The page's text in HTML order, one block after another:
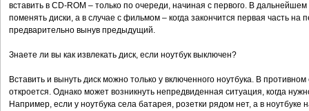
вставить в CD-ROM – только по очереди, начиная с первого. В
поменять диски, а в случае с фильмом – когда закончится первая часть на
предварительно вынув предыдущий.
Знаете ли вы как извлекать диск, если ноутбук выключен?
Вставить и вынуть диск можно только у включенного ноутбука. В
откроется. Однако может возникнуть непредвиденная ситуация, когда
Например, если у ноутбука села батарея, розетки рядом нет, а в ноутбуке